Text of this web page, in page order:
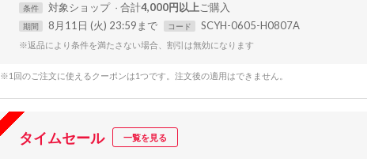
条件 対象ショップ 合計4,000円以上
期間 8月11日 (火) 23:59まで コード SCYH-0605-H0807A
※返品により条件を満たさない場合、割引は無効になります
※1回のご注文に使えるクーポンは1つです。注文後の適用はできません。
タイムセール 一覧を見る